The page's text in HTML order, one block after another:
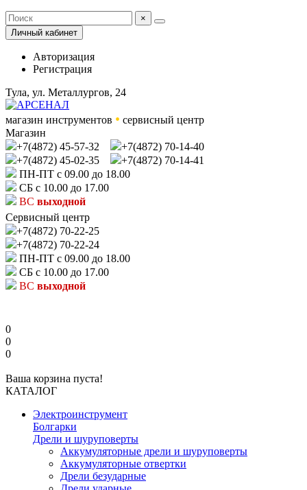
×
Личный кабинет
Авторизация
Регистрация
Тула, ул. Металлургов, 24
магазин инструментов • сервисный центр
Магазин
+7(4872) 45-57-32
+7(4872) 70-14-40
+7(4872) 45-02-35
+7(4872) 70-14-41
ПН-ПТ с 09.00 до 18.00
СБ с 10.00 до 17.00
ВС выходной
Сервисный центр
+7(4872) 70-22-25
+7(4872) 70-22-24
ПН-ПТ с 09.00 до 18.00
СБ с 10.00 до 17.00
ВС выходной
0
0
0
Ваша корзина пуста!
КАТАЛОГ
Электроинструмент
Болгарки
Дрели и шуруповерты
Аккумуляторные дрели и шуруповерты
Аккумуляторные отвертки
Дрели безударные